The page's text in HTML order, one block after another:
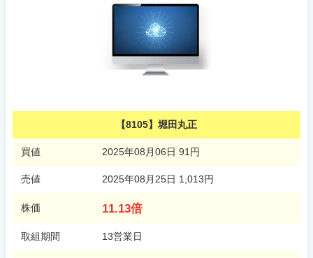
【8105】堀田丸正
買値 2025年08月06日 91円
売値 2025年08月25日 1,013円
株価 11.13倍
取組期間 13営業日